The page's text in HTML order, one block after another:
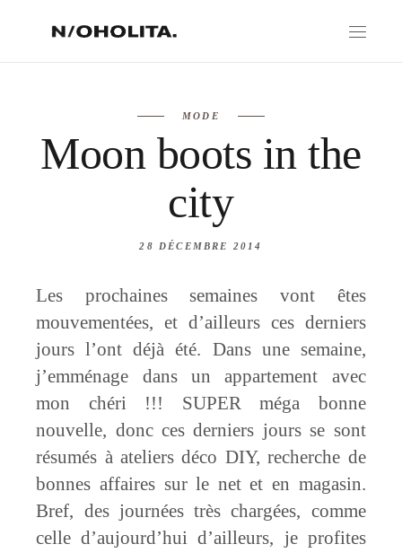
MODE
Moon boots in the
city
28 DÉCEMBRE 2014
Les prochaines semaines vont êtes
mouvementées, et d’ailleurs ces derniers
jours l’ont déjà été. Dans une semaine,
j’emménage dans un appartement avec
mon chéri !!! SUPER méga bonne
nouvelle, donc ces derniers jours se sont
résumés à ateliers déco DIY, recherche de
bonnes affaires sur le net et en magasin.
Bref, des journées très chargées, comme
celle d’aujourd’hui d’ailleurs, je profites